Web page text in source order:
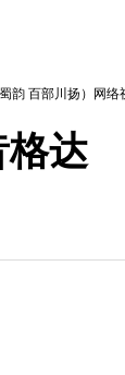
韵 百部川扬）网络
达